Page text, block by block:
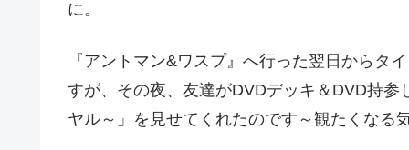
に。
『アントマン&ワスプ』へ行った翌日からタ
すが、その夜、友達がDVDデッキ＆DVD持
ヤル～」を見せてくれたのです～観たくなる